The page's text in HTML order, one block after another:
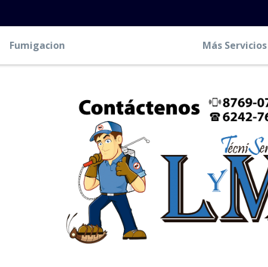
Fumigacion Más Servicios